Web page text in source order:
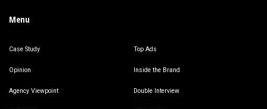
Menu
Case Study Top Ads
Opinion Inside the Brand
Agency Viewpoint Double Interview